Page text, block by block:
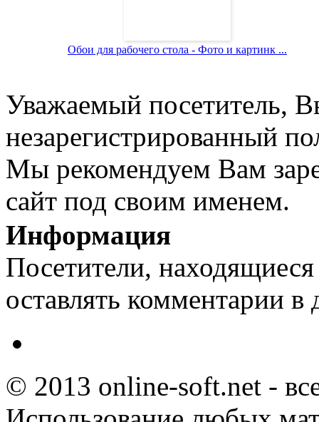
Обои для рабочего стола - Фото и картинк ...
Уважаемый посетитель,
незарегистрированный
Мы рекомендуем Вам
сайт под своим именем.
Информация
Посетители,
оставлять комментарии в
© 2013 online-soft.net -